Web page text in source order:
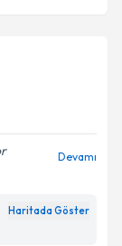
Devamı
Haritada Göster